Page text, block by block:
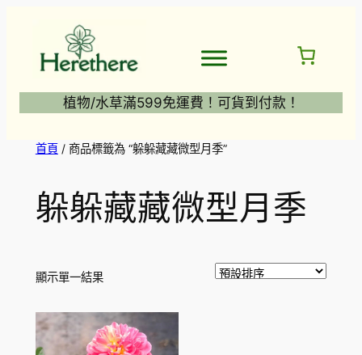
植物/水草滿599免運費！可貨到付款！
首頁/ 商品標籤為 “躲躲藏藏微型月季”
躲躲藏藏微型月季
顯示單一結果